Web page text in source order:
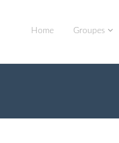
Home Groupes